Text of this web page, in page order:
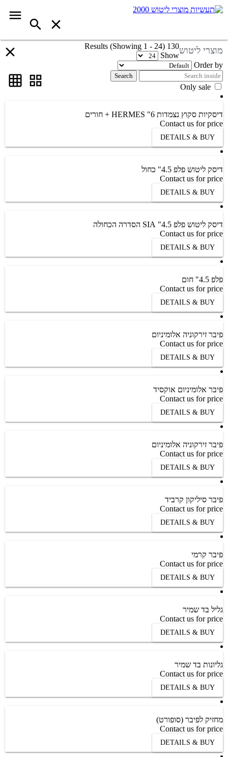
מוצרי ליטוש130 Results (Showing 1 - 24)
Show
Order by
Search
Only sale
דיסקיות סקוץ נצמדות 6" HERMES + חורים
Contact us for price
DETAILS & BUY
דיסק ליטוש פלפ 4.5" כחול
Contact us for price
DETAILS & BUY
דיסק ליטוש פלפ 4.5" SIA הסדרה הכחולה
Contact us for price
DETAILS & BUY
פלפ 4.5" חום
Contact us for price
DETAILS & BUY
פיבר זירקוניה אלומיניום
Contact us for price
DETAILS & BUY
פיבר אלומיניום אוקסיד
Contact us for price
DETAILS & BUY
פיבר זירקוניה אלומיניום
Contact us for price
DETAILS & BUY
פיבר סיליקון קרביד
Contact us for price
DETAILS & BUY
פיבר קרמי
Contact us for price
DETAILS & BUY
גליל בד שמיר
Contact us for price
DETAILS & BUY
גליונות בד שמיר
Contact us for price
DETAILS & BUY
מחזיק לפיבר (סופורט)
Contact us for price
DETAILS & BUY